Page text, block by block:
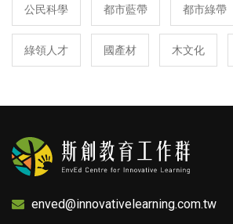
公民科學 都市藍帶 都市綠帶
綠領人才 國產材 木文化
enved@innovativelearning.com.tw